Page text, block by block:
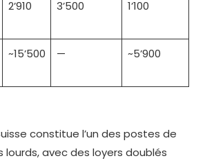
2’910 3’500 1’100
~15’500 — ~5’900
constitue l’un des postes de
lourds, avec des loyers doublés